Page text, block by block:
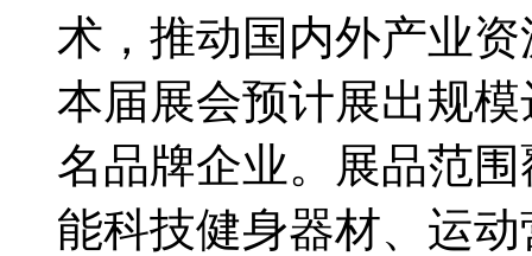
术，推动国内外产业
本届展会预计展出规
名品牌企业。展品范
能科技健身器材、运